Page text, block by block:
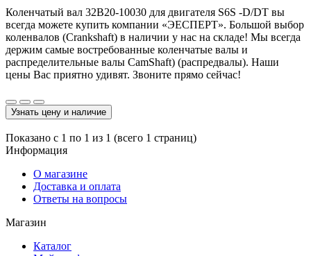
Коленчатый вал 32B20-10030 для двигателя S6S -D/DT вы
всегда можете купить компании «ЭЕСПЕРТ». Большой выбор
коленвалов (Crankshaft) в наличии у нас на складе! Мы всегда
держим самые востребованные коленчатые валы и
распределительные валы CamShaft) (распредвалы). Наши
цены Вас приятно удивят. Звоните прямо сейчас!
Узнать цену и наличие
Показано с 1 по 1 из 1 (всего 1 страниц)
Информация
О магазине
Доставка и оплата
Ответы на вопросы
Магазин
Каталог